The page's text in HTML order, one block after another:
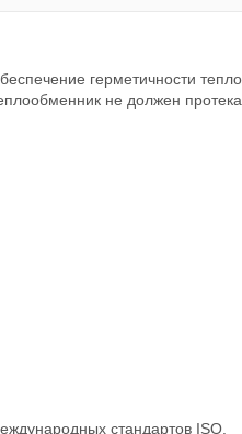
герметичности
не должен
стандартов ISO.